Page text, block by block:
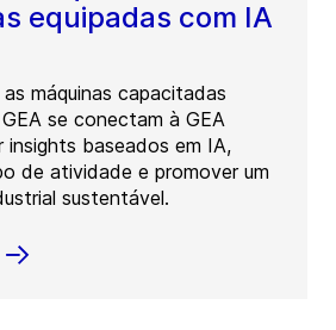
equipadas com IA
máquinas capacitadas
se conectam à GEA
insights baseados em IA,
de atividade e promover um
sustentável.